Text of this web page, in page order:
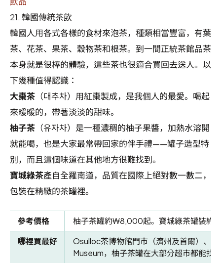
21. 韓國傳統茶飲
韓國人用各式各樣的食材來泡茶，種類相當豐富，有葉
茶、花茶、果茶、穀物茶和根茶。到一間正統茶館品茶
本身就是很棒的體驗，這些茶也很適合買回去送人。以
下幾種值得認識：
大棗茶 （대추차）用紅棗製成，是我個人的最愛。喝起
來暖暖的，帶著淡淡的甜味。
柚子茶 （유자차）是一種濃稠的柚子果醬，加熱水溶開
就能喝，也是大家最常帶回家的伴手禮——罐子造型特
別，而且這個味道在其他地方很難找到。
寶城綠茶產自全羅南道，品質在國際上絕對數一數二，
包裝在精緻的茶罐裡。
參考價格
柚子茶罐約₩8,000起。寶城綠茶罐裝約
哪裡買最好
Osulloc茶博物館門市（濟州及首爾）、
Museum，柚子茶罐在大部分超市都能找